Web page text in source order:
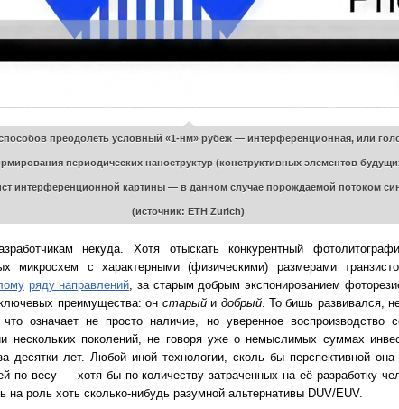
преодолеть условный «1-нм» рубеж — интерференционная, или
периодических наноструктур (конструктивных элементов
интерференционной картины — в данном случае порождаемой потоком
(источник: ETH Zurich)
некуда. Хотя отыскать конкурентный
микросхем с характерными (физическими) размерами
ряду направлений, за старым добрым экспонированием
преимущества: он старыйи добрый. То бишь развивался,
означает не просто наличие, но уверенное воспроизводство
нескольких поколений, не говоря уже о немыслимых суммах
десятки лет. Любой иной технологии, сколь бы перспективной она
по весу — хотя бы по количеству затраченных на её разработку
роль хоть сколько-нибудь разумной альтернативы DUV/EUV.